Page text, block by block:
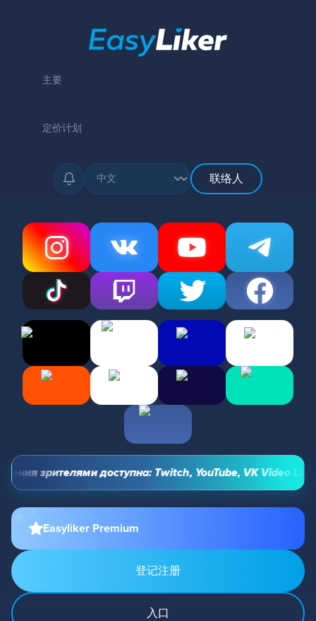
主要
定价计划
联络人
зрителями доступна: Twitch, YouTube, VK Video Live
Easyliker Premium
登记注册
入口